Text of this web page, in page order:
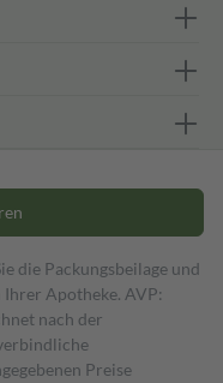
die Packungsbeilage und
Apotheke. AVP:
nach der
Preise